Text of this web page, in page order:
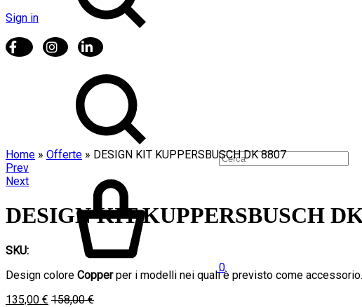
Sign in
0
Home » Offerte » DESIGN KIT KUPPERSBUSCH DK 8807
Product
navigation
Prev
Next
DESIGN KIT KUPPERSBUSCH
SKU:
Design colore Copperper i modelli nei quali è previsto come accessorio.
135,00 € 158,00€